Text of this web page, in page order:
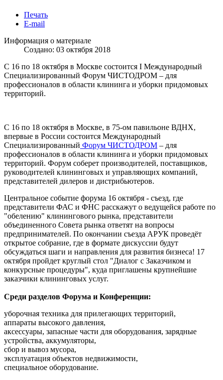
Печать
E-mail
Информация о материале
Создано: 03 октября 2018
C 16 по 18 октября в Москве состоится I Международный
Специализированный Форум ЧИСТОДРОМ – для
профессионалов в области клининга и уборки придомовых
территорий.
C 16 по 18 октября в Москве, в 75-ом павильоне ВДНХ,
впервые в России состоится Международный
Специализированный Форум ЧИСТОДРОМ – для
профессионалов в области клининга и уборки придомовых
территорий. Форум соберет производителей, поставщиков,
руководителей клининговых и управляющих компаний,
представителей дилеров и дистрибьютеров.
Центральное событие форума 16 октября - съезд, где
представители ФАС и ФНС расскажут о ведущейся работе по
"обелению" клинингового рынка, представители
объединенного Совета рынка ответят на вопросы
предпринимателей. По окончании съезда АРУК проведёт
открытое собрание, где в формате дискуссии будут
обсуждаться шаги и направления для развития бизнеса! 17
октября пройдет круглый стол "Диалог с Заказчиком и
конкурсные процедуры", куда приглашены крупнейшие
заказчики клининговых услуг.
Среди разделов Форума и Конференции:
уборочная техника для прилегающих территорий,
аппараты высокого давления,
аксессуары, запасные части для оборудования, зарядные
устройства, аккумуляторы,
сбор и вывоз мусора,
эксплуатация объектов недвижимости,
специальное оборудование.